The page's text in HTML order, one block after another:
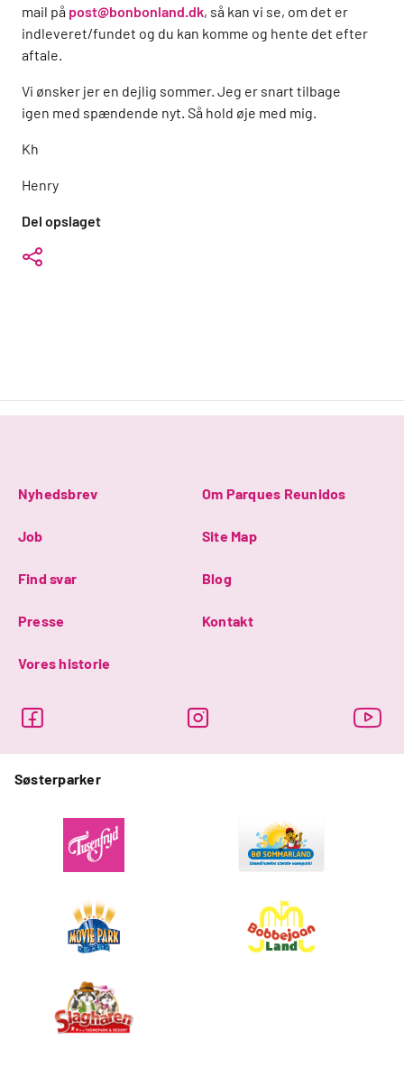
Del opslaget
mail på post@bonbonland.dk, så kan vi se, om det er
indleveret/fundet og du kan komme og hente det efter
aftale.
Vi ønsker jer en dejlig sommer. Jeg er snart tilbage
igen med spændende nyt. Så hold øje med mig.
Kh
Henry
Nyhedsbrev Om Parques Reunidos
Job Site Map
Find svar Blog
Presse Kontakt
Vores historie
Søsterparker